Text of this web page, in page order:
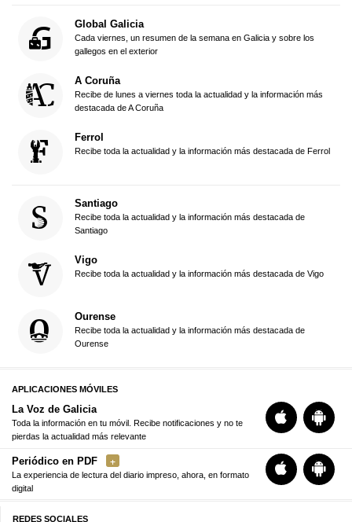
Global Galicia
Cada viernes, un resumen de la semana en Galicia y sobre los
gallegos en el exterior
A Coruña
Recibe de lunes a viernes toda la actualidad y la información más
destacada de A Coruña
Ferrol
Recibe toda la actualidad y la información más destacada de Ferrol
Santiago
Recibe toda la actualidad y la información más destacada de
Santiago
Vigo
Recibe toda la actualidad y la información más destacada de Vigo
Ourense
Recibe toda la actualidad y la información más destacada de
Ourense
APLICACIONES MÓVILES
La Voz de Galicia
Toda la información en tu móvil. Recibe notificaciones y no te
pierdas la actualidad más relevante
Periódico en PDF
La experiencia de lectura del diario impreso, ahora, en formato
digital
REDES SOCIALES